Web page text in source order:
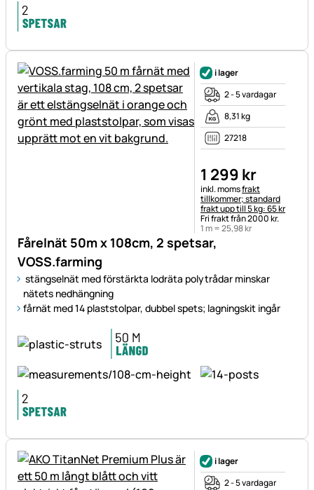
Fårelnät 50m x 108cm, 2 spetsar,
VOSS.farming
stängselnät med förstärkta lodräta polytrådar minskar
nätets nedhängning
fårnät med 14 plaststolpar, dubbel spets; lagningskit ingår
i lager
2 - 5 vardagar
8,31 kg
27218
1 299 kr
Skatteinformation:
inkl. momsfrakt
tillkommer; standard
frakt upp till 5 kg: 65 kr
Fri frakt från 2000 kr.
1 m =25,98kr
i lager
2 - 5 vardagar